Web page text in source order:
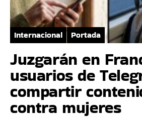
Internacional Portada
Juzgarán en
usuarios de
compartir
contra mujeres